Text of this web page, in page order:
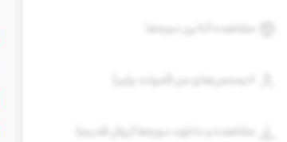
مشاهده آنلاین دوره‌ها
لایسنس‌های من (اسپات پلیر)
مشاهده و دانلود دوره‌ها (روال قدیم)